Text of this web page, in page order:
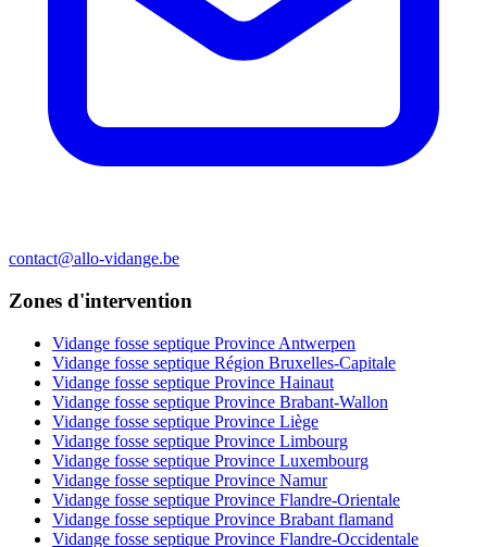
contact@allo-vidange.be
Zones d'intervention
Vidange fosse septique Province Antwerpen
Vidange fosse septique Région Bruxelles-Capitale
Vidange fosse septique Province Hainaut
Vidange fosse septique Province Brabant-Wallon
Vidange fosse septique Province Liège
Vidange fosse septique Province Limbourg
Vidange fosse septique Province Luxembourg
Vidange fosse septique Province Namur
Vidange fosse septique Province Flandre-Orientale
Vidange fosse septique Province Brabant flamand
Vidange fosse septique Province Flandre-Occidentale